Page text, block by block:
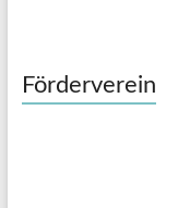
Förderverein